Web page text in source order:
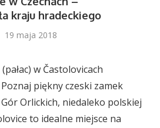
kraju hradeckiego
19 maja 2018
w Častolovicach
piękny czeski zamek
Orlickich, niedaleko polskiej
to idealne miejsce na